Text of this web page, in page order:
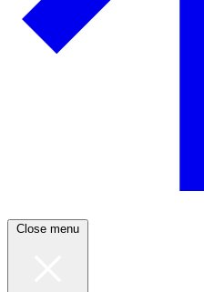
Close menu